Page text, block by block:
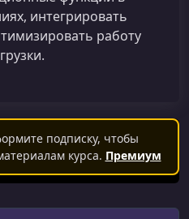
интегрировать
работу
подписку, чтобы
курса. Премиум